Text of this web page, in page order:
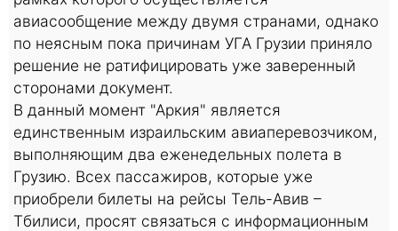
авиасообщение между двумя странами, однако
по неясным пока причинам УГА Грузии приняло
решение не ратифицировать уже заверенный
сторонами документ.
В данный момент "Аркия" является
единственным израильским авиаперевозчиком,
выполняющим два еженедельных полета в
Грузию. Всех пассажиров, которые уже
приобрели билеты на рейсы Тель-Авив –
Тбилиси, просят связаться с информационным